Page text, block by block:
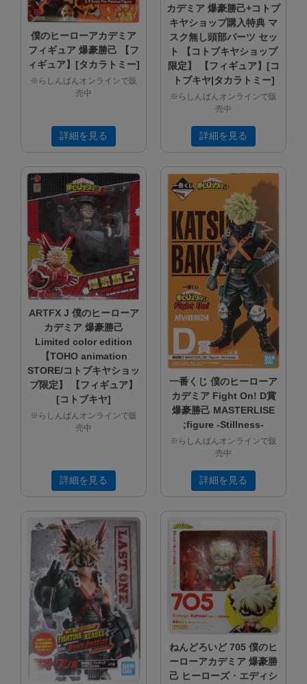
僕のヒーローアカデミア
フィギュア 爆豪勝己 【フ
ィギュア】[タカラトミー]
※らしんばんオンラインで販
売中
詳細を見る
カデミア 爆豪勝己+コトブ
キヤショップ購入特典 マ
スク無し頭部パーツ セッ
ト 【コトブキヤショップ
限定】 【フィギュア】[コ
トブキヤ|タカラトミー]
※らしんばんオンラインで販
売中
詳細を見る
ARTFX J 僕のヒーローア
カデミア 爆豪勝己
Limited color edition
【TOHO animation
STORE/コトブキヤショッ
プ限定】 【フィギュア】
[コトブキヤ]
※らしんばんオンラインで販
売中
詳細を見る
一番くじ 僕のヒーローア
カデミア Fight On! D賞
爆豪勝己 MASTERLISE
;figure -Stillness-
※らしんばんオンラインで販
売中
詳細を見る
ねんどろいど 705 僕のヒ
ーローアカデミア 爆豪勝
己 ヒーローズ・エディシ